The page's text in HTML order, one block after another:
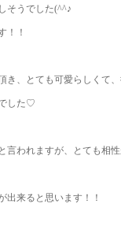
そうでした(^^♪
！！
き、とても可愛らしくて
した♡
言われますが、とても相
出来ると思います！！